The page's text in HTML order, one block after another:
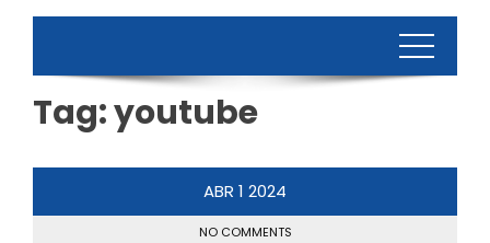
Tag:youtube
ABR 1 2024
NO COMMENTS